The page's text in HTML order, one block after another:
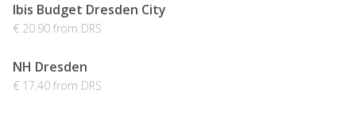
Ibis Budget Dresden City
€ 20.90 from DRS
NH Dresden
€ 17.40 from DRS